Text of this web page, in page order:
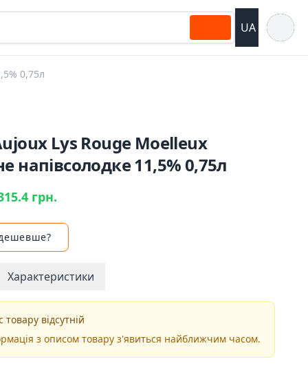
UA
0,75л
Lys Rouge Moelleux
напівсолодке 11,5% 0,75л
грн.
Характеристики
товару відсутній
з описом товару з'явиться найближчим часом.